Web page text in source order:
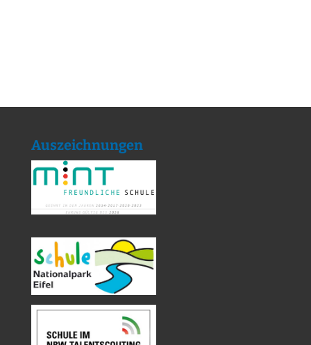
Auszeichnungen